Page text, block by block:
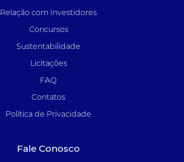
Relação com Investidores
Concursos
Sustentabilidade
Licitações
FAQ
Contatos
Política de Privacidade
Fale Conosco